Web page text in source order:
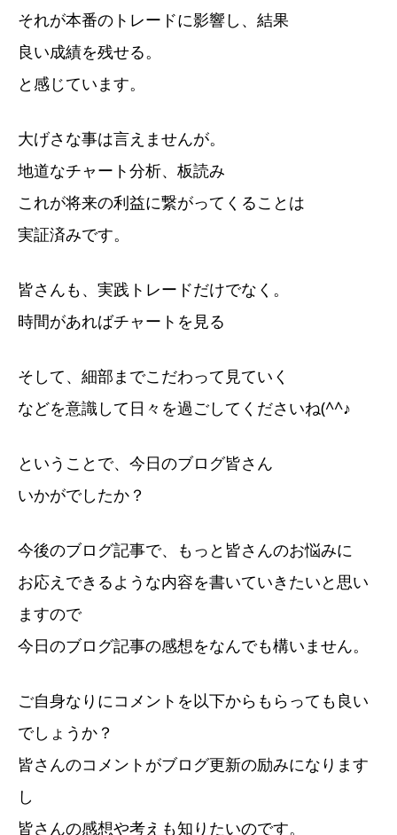
それが本番のトレードに影響し、結果
良い成績を残せる。
と感じています。
大げさな事は言えませんが。
地道なチャート分析、板読み
これが将来の利益に繋がってくることは
実証済みです。
皆さんも、実践トレードだけでなく。
時間があればチャートを見る
そして、細部までこだわって見ていく
などを意識して日々を過ごしてくださいね(^^♪
ということで、今日のブログ皆さん
いかがでしたか？
今後のブログ記事で、もっと皆さんのお悩みに
お応えできるような内容を書いていきたいと思い
ますので
今日のブログ記事の感想をなんでも構いません。
ご自身なりにコメントを以下からもらっても良い
でしょうか？
皆さんのコメントがブログ更新の励みになります
し
皆さんの感想や考えも知りたいのです。